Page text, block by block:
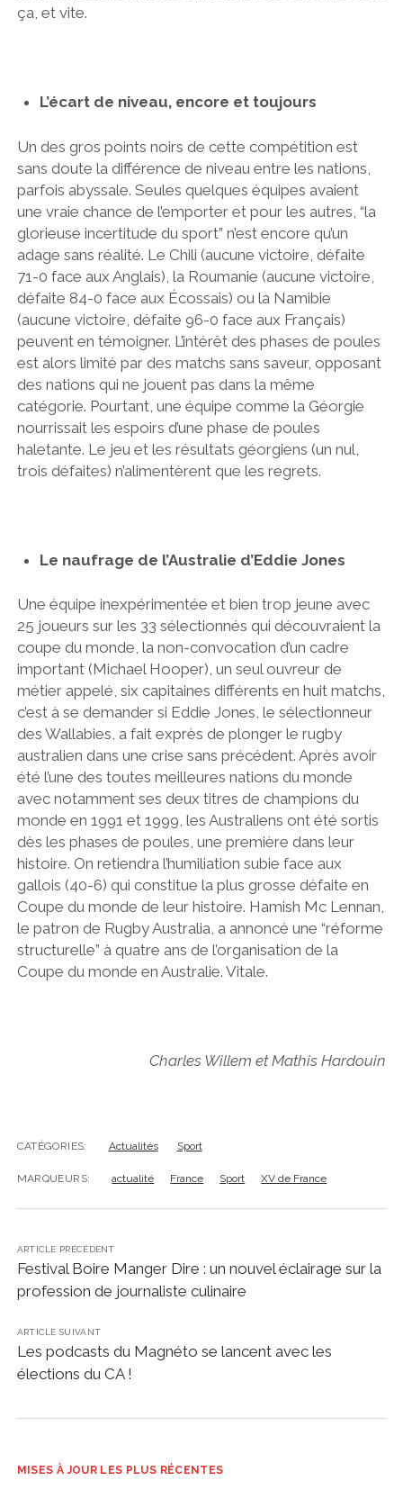
ça, et vite.
L’écart de niveau, encore et toujours
Un des gros points noirs de cette compétition est
sans doute la différence de niveau entre les nations,
parfois abyssale. Seules quelques équipes avaient
une vraie chance de l’emporter et pour les autres, “la
glorieuse incertitude du sport” n’est encore qu’un
adage sans réalité. Le Chili (aucune victoire, défaite
71-0 face aux Anglais), la Roumanie (aucune victoire,
défaite 84-0 face aux Écossais) ou la Namibie
(aucune victoire, défaite 96-0 face aux Français)
peuvent en témoigner. L’intérêt des phases de poules
est alors limité par des matchs sans saveur, opposant
des nations qui ne jouent pas dans la même
catégorie. Pourtant, une équipe comme la Géorgie
nourrissait les espoirs d’une phase de poules
haletante. Le jeu et les résultats géorgiens (un nul,
trois défaites) n’alimentèrent que les regrets.
Le naufrage de l’Australie d’Eddie Jones
Une équipe inexpérimentée et bien trop jeune avec
25 joueurs sur les 33 sélectionnés qui découvraient la
coupe du monde, la non-convocation d’un cadre
important (Michael Hooper), un seul ouvreur de
métier appelé, six capitaines différents en huit matchs,
c’est à se demander si Eddie Jones, le sélectionneur
des Wallabies, a fait exprès de plonger le rugby
australien dans une crise sans précédent. Après avoir
été l’une des toutes meilleures nations du monde
avec notamment ses deux titres de champions du
monde en 1991 et 1999, les Australiens ont été sortis
dès les phases de poules, une première dans leur
histoire. On retiendra l’humiliation subie face aux
gallois (40-6) qui constitue la plus grosse défaite en
Coupe du monde de leur histoire. Hamish Mc Lennan,
le patron de Rugby Australia, a annoncé une “réforme
structurelle” à quatre ans de l’organisation de la
Coupe du monde en Australie. Vitale.
Charles Willem et Mathis Hardouin
CATÉGORIES: Actualités Sport
MARQUEURS: actualité France Sport XV de France
ARTICLE PRÉCÉDENT
Festival Boire Manger Dire : un nouvel éclairage sur la
profession de journaliste culinaire
ARTICLE SUIVANT
Les podcasts du Magnéto se lancent avec les
élections du CA !
MISES À JOUR LES PLUS RÉCENTES